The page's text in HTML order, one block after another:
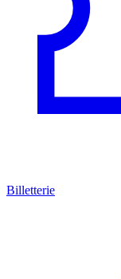
Billetterie